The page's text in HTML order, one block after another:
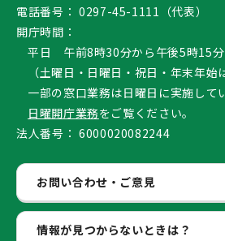
電話番号： 0297-45-1111（代表）
開庁時間：
平日 午前8時30分から午後5時15分
（土曜日・日曜日・祝日・年末年始
一部の窓口業務は日曜日に実施して
日曜開庁業務をご覧ください。
法人番号： 6000020082244
お問い合わせ・ご意見
情報が見つからないときは？